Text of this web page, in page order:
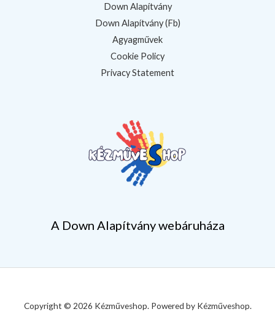
Down Alapítvány
Down Alapítvány (Fb)
Agyagművek
Cookie Policy
Privacy Statement
A Down Alapítvány webáruháza
Copyright © 2026 Kézműveshop. Powered by Kézműveshop.